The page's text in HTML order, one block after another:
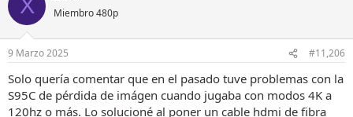
X Miembro 480p
9 Marzo 2025 #11,206
Solo quería comentar que en el pasado tuve problemas con la
S95C de pérdida de imágen cuando jugaba con modos 4K a
120hz o más. Lo solucioné al poner un cable hdmi de fibra